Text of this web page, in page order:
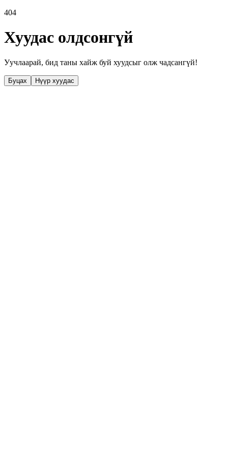
404
Хуудас олдсонгүй
Уучлаарай, бид таны хайж буй хуудсыг олж чадсангүй!
Буцах Нүүр хуудас